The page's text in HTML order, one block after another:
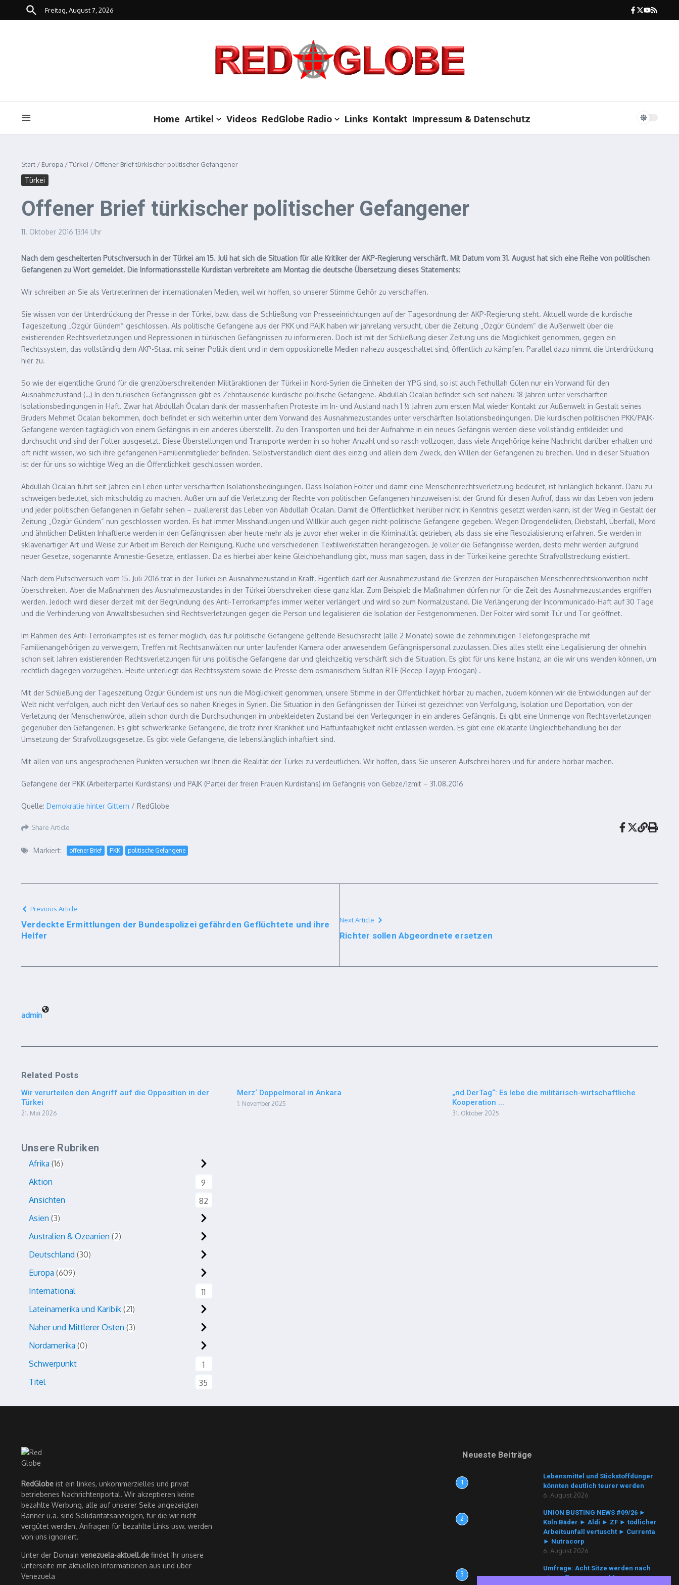
Zum Inhalt springen
Freitag, August 7, 2026
Home Artikel Videos RedGlobe Radio Links Kontakt Impressum & Datenschutz
Start / Europa /Türkei / Offener Brief türkischer politischer Gefangener
Türkei
Offener Brief türkischer politischer Gefangener
11. Oktober 2016 13:14 Uhr
Nach dem gescheiterten Putschversuch in der Türkei am 15. Juli hat sich die Situation für alle Kritiker der AKP-Regierung verschärft. Mit Datum vom 31. August hat sich eine Reihe von politischen
Gefangenen zu Wort gemeldet. Die Informationsstelle Kurdistan verbreitete am Montag die deutsche Übersetzung dieses Statements:
Wir schreiben an Sie als VertreterInnen der internationalen Medien, weil wir hoffen, so unserer Stimme Gehör zu verschaffen.
Sie wissen von der Unterdrückung der Presse in der Türkei, bzw. dass die Schließung von Presseeinrichtungen auf der Tagesordnung der AKP-Regierung steht. Aktuell wurde die kurdische
Tageszeitung „Özgür Gündem“ geschlossen. Als politische Gefangene aus der PKK und PAJK haben wir jahrelang versucht, über die Zeitung „Özgür Gündem“ die Außenwelt über die
existierenden Rechtsverletzungen und Repressionen in türkischen Gefängnissen zu informieren. Doch ist mit der Schließung dieser Zeitung uns die Möglichkeit genommen, gegen ein
Rechtssystem, das vollständig dem AKP-Staat mit seiner Politik dient und in dem oppositionelle Medien nahezu ausgeschaltet sind, öffentlich zu kämpfen. Parallel dazu nimmt die Unterdrückung
hier zu.
So wie der eigentliche Grund für die grenzüberschreitenden Militäraktionen der Türkei in Nord-Syrien die Einheiten der YPG sind, so ist auch Fethullah Gülen nur ein Vorwand für den
Ausnahmezustand (…) In den türkischen Gefängnissen gibt es Zehntausende kurdische politische Gefangene. Abdullah Öcalan befindet sich seit nahezu 18 Jahren unter verschärften
Isolationsbedingungen in Haft. Zwar hat Abdullah Öcalan dank der massenhaften Proteste im In- und Ausland nach 1 ½ Jahren zum ersten Mal wieder Kontakt zur Außenwelt in Gestalt seines
Bruders Mehmet Öcalan bekommen, doch befindet er sich weiterhin unter dem Vorwand des Ausnahmezustandes unter verschärften Isolationsbedingungen. Die kurdischen politischen PKK/PAJK-
Gefangene werden tagtäglich von einem Gefängnis in ein anderes überstellt. Zu den Transporten und bei der Aufnahme in ein neues Gefängnis werden diese vollständig entkleidet und
durchsucht und sind der Folter ausgesetzt. Diese Überstellungen und Transporte werden in so hoher Anzahl und so rasch vollzogen, dass viele Angehörige keine Nachricht darüber erhalten und
oft nicht wissen, wo sich ihre gefangenen Familienmitglieder befinden. Selbstverständlich dient dies einzig und allein dem Zweck, den Willen der Gefangenen zu brechen. Und in dieser Situation
ist der für uns so wichtige Weg an die Öffentlichkeit geschlossen worden.
Abdullah Öcalan führt seit Jahren ein Leben unter verschärften Isolationsbedingungen. Dass Isolation Folter und damit eine Menschenrechtsverletzung bedeutet, ist hinlänglich bekannt. Dazu zu
schweigen bedeutet, sich mitschuldig zu machen. Außer um auf die Verletzung der Rechte von politischen Gefangenen hinzuweisen ist der Grund für diesen Aufruf, dass wir das Leben von jedem
und jeder politischen Gefangenen in Gefahr sehen – zuallererst das Leben von Abdullah Öcalan. Damit die Öffentlichkeit hierüber nicht in Kenntnis gesetzt werden kann, ist der Weg in Gestalt der
Zeitung „Özgür Gündem“ nun geschlossen worden. Es hat immer Misshandlungen und Willkür auch gegen nicht-politische Gefangene gegeben. Wegen Drogendelikten, Diebstahl, Überfall, Mord
und ähnlichen Delikten Inhaftierte werden in den Gefängnissen aber heute mehr als je zuvor eher weiter in die Kriminalität getrieben, als dass sie eine Resozialisierung erfahren. Sie werden in
sklavenartiger Art und Weise zur Arbeit im Bereich der Reinigung, Küche und verschiedenen Textilwerkstätten herangezogen. Je voller die Gefängnisse werden, desto mehr werden aufgrund
neuer Gesetze, sogenannte Amnestie-Gesetze, entlassen. Da es hierbei aber keine Gleichbehandlung gibt, muss man sagen, dass in der Türkei keine gerechte Strafvollstreckung existiert.
Nach dem Putschversuch vom 15. Juli 2016 trat in der Türkei ein Ausnahmezustand in Kraft. Eigentlich darf der Ausnahmezustand die Grenzen der Europäischen Menschenrechtskonvention nicht
überschreiten. Aber die Maßnahmen des Ausnahmezustandes in der Türkei überschreiten diese ganz klar. Zum Beispiel: die Maßnahmen dürfen nur für die Zeit des Ausnahmezustandes ergriffen
werden. Jedoch wird dieser derzeit mit der Begründung des Anti-Terrorkampfes immer weiter verlängert und wird so zum Normalzustand. Die Verlängerung der Incommunicado-Haft auf 30 Tage
und die Verhinderung von Anwaltsbesuchen sind Rechtsverletzungen gegen die Person und legalisieren die Isolation der Festgenommenen. Der Folter wird somit Tür und Tor geöffnet.
Im Rahmen des Anti-Terrorkampfes ist es ferner möglich, das für politische Gefangene geltende Besuchsrecht (alle 2 Monate) sowie die zehnminütigen Telefongespräche mit
Familienangehörigen zu verweigern, Treffen mit Rechtsanwälten nur unter laufender Kamera oder anwesendem Gefängnispersonal zuzulassen. Dies alles stellt eine Legalisierung der ohnehin
schon seit Jahren existierenden Rechtsverletzungen für uns politische Gefangene dar und gleichzeitig verschärft sich die Situation. Es gibt für uns keine Instanz, an die wir uns wenden können, um
rechtlich dagegen vorzugehen. Heute unterliegt das Rechtssystem sowie die Presse dem osmanischem Sultan RTE (Recep Tayyip Erdogan) .
Mit der Schließung der Tageszeitung Özgür Gündem ist uns nun die Möglichkeit genommen, unsere Stimme in der Öffentlichkeit hörbar zu machen, zudem können wir die Entwicklungen auf der
Welt nicht verfolgen, auch nicht den Verlauf des so nahen Krieges in Syrien. Die Situation in den Gefängnissen der Türkei ist gezeichnet von Verfolgung, Isolation und Deportation, von der
Verletzung der Menschenwürde, allein schon durch die Durchsuchungen im unbekleideten Zustand bei den Verlegungen in ein anderes Gefängnis. Es gibt eine Unmenge von Rechtsverletzungen
gegenüber den Gefangenen. Es gibt schwerkranke Gefangene, die trotz ihrer Krankheit und Haftunfaähigkeit nicht entlassen werden. Es gibt eine eklatante Ungleichbehandlung bei der
Umsetzung der Strafvollzugsgesetze. Es gibt viele Gefangene, die lebenslänglich inhaftiert sind.
Mit allen von uns angesprochenen Punkten versuchen wir Ihnen die Realität der Türkei zu verdeutlichen. Wir hoffen, dass Sie unseren Aufschrei hören und für andere hörbar machen.
Gefangene der PKK (Arbeiterpartei Kurdistans) und PAJK (Partei der freien Frauen Kurdistans) im Gefängnis von Gebze/Izmit – 31.08.2016
Quelle: Demokratie hinter Gittern / RedGlobe
Share Article
Markiert: offener Brief PKK politische Gefangene
Previous Article
Verdeckte Ermittlungen der Bundespolizei gefährden Geflüchtete und ihre
Helfer
Next Article
Richter sollen Abgeordnete ersetzen
admin
Related Posts
Wir verurteilen den Angriff auf die Opposition in der
Türkei
21. Mai 2026
Merz‘ Doppelmoral in Ankara
1. November 2025
„nd.DerTag“: Es lebe die militärisch-wirtschaftliche
Kooperation ...
31. Oktober 2025
Unsere Rubriken
Afrika 16
Aktion
9
Ansichten
82
Asien 3
Australien & Ozeanien 2
Deutschland 30
Europa 609
International
11
Lateinamerika und Karibik 21
Naher und Mittlerer Osten 3
Nordamerika 0
Schwerpunkt
1
Titel
35
RedGlobe ist ein linkes, unkommerzielles und privat
betriebenes Nachrichtenportal. Wir akzeptieren keine
bezahlte Werbung, alle auf unserer Seite angezeigten
Banner u.ä. sind Solidaritätsanzeigen, für die wir nicht
vergütet werden. Anfragen für bezahlte Links usw. werden
von uns ignoriert.
Unter der Domain venezuela-aktuell.de findet Ihr unsere
Unterseite mit aktuellen Informationen aus und über
Venezuela
Neueste Beiträge
1
Lebensmittel und Stickstoffdünger
könnten deutlich teurer werden
6. August 2026
2
UNION BUSTING NEWS #09/26 ►
Köln Bäder ► Aldi ► ZF ► tödlicher
Arbeitsunfall vertuscht ► Currenta
► Nutracorp
6. August 2026
3
Umfrage: Acht Sitze werden nach
einem Zusammenschluss von